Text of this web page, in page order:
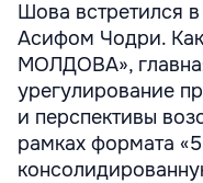
Шова встретился
Асифом Чодри.
МОЛДОВА»,
урегулирование
и перспективы
рамках формата